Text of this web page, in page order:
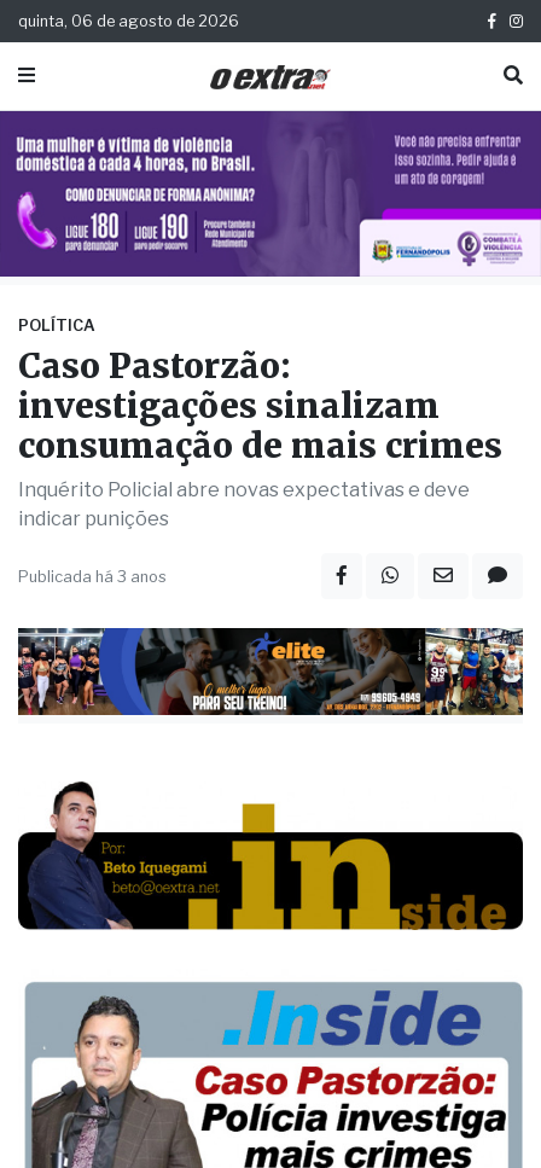
quinta, 06 de agosto de 2026
POLÍTICA
Caso Pastorzão:
investigações sinalizam
consumação de mais crimes
Inquérito Policial abre novas expectativas e deve
indicar punições
Publicada há 3 anos